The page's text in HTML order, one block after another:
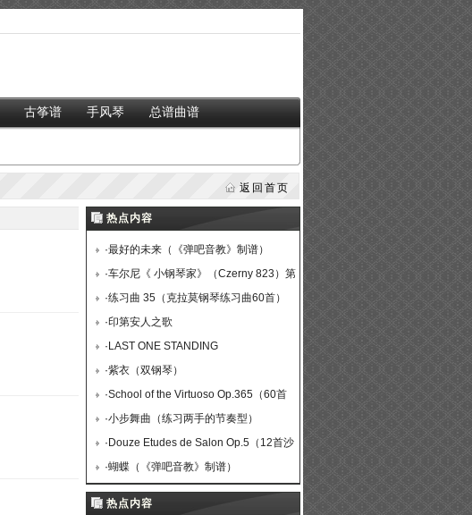
古筝谱 手风琴 总谱曲谱
返回首页
热点内容
·最好的未来（《弹吧音教》制谱）
·车尔尼《 小钢琴家》（Czerny 823）第
36首（曲谱及练习提示）
·练习曲 35（克拉莫钢琴练习曲60首）
·印第安人之歌
· LAST ONE STANDING
·紫衣（双钢琴）
·School of the Virtuoso Op.365（60首
钢琴高级练习曲·45）
·小步舞曲（练习两手的节奏型）
· Douze Etudes de Salon Op.5（12首沙
龙练习曲·9）
·蝴蝶（《弹吧音教》制谱）
热点内容